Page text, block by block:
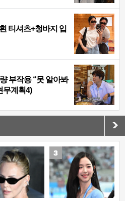
티셔츠+청바지 입
부작용 “못 알아봐
무계획4)